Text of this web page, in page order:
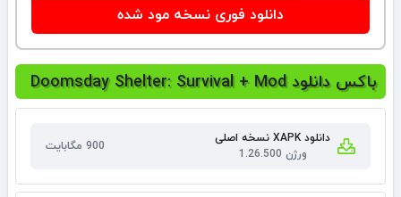
دانلود فوری نسخه مود شده
باکس دانلود Doomsday Shelter: Survival + Mod
دانلود XAPK نسخه اصلی
ورژن 1.26.500
900 مگابایت